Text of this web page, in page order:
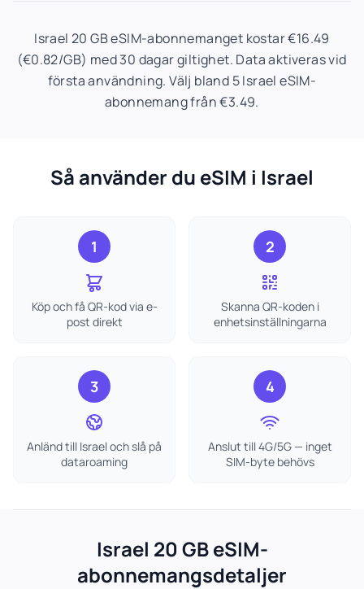
Israel 20 GB eSIM-abonnemanget kostar €16.49
(€0.82/GB) med 30 dagar giltighet. Data aktiveras vid
första användning. Välj bland 5 Israel eSIM-
abonnemang från €3.49.
Så använder du eSIM i Israel
1
Köp och få QR-kod via e-
post direkt
2
Skanna QR-koden i
enhetsinställningarna
3
Anländ till Israel och slå på
dataroaming
4
Anslut till 4G/5G — inget
SIM-byte behövs
Israel 20 GB eSIM-
abonnemangsdetaljer